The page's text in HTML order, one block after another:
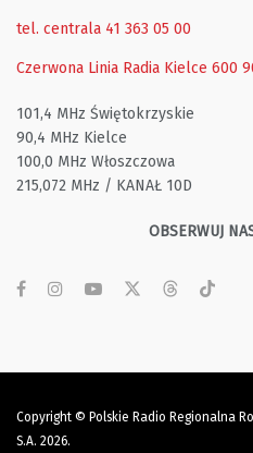
tel. centrala 41 363 05 00
Czerwona Linia Radia Kielce 600
101,4 MHz Świętokrzyskie
90,4 MHz Kielce
100,0 MHz Włoszczowa
215,072 MHz / KANAŁ 10D
OBSERWUJ
Copyright © Polskie Radio Regionalna
S.A. 2026.